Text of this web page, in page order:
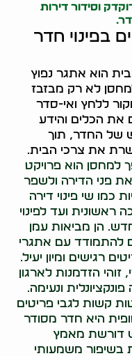
וסידור דירות
בפינוי חדר
הוא אתגר נפוץ
לא רק מבזבז
ללחץ ואי-סדר
את הכלים והידע
של החדר, תוך
את צרכי הבית.
למחסן הוא פרויקט
פני הדירה ולשפר
כמו שי פינוי דירה
ראשונית ועד לפינוי
הן מביאות עמן
להתמודד עם אתגרי
רגישים ומיון יעיל.
זוהי הזדמנות לארגון
ונעימה.
קשות לגבי פריטים
היא חדר מסודר
דורשת מאמץ
משמעותי